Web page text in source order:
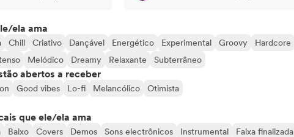
ela ama
Chill Criativo Dançável Energético Experimental Groovy
Hardcore
Melódico Dreamy Relaxante Subterrâneo
abertos a receber
Good vibes Lo-fi Melancólico Otimista
que ele/ela ama
Baixo Covers Demos Sons electrônicos Instrumental
Faixa finalizada